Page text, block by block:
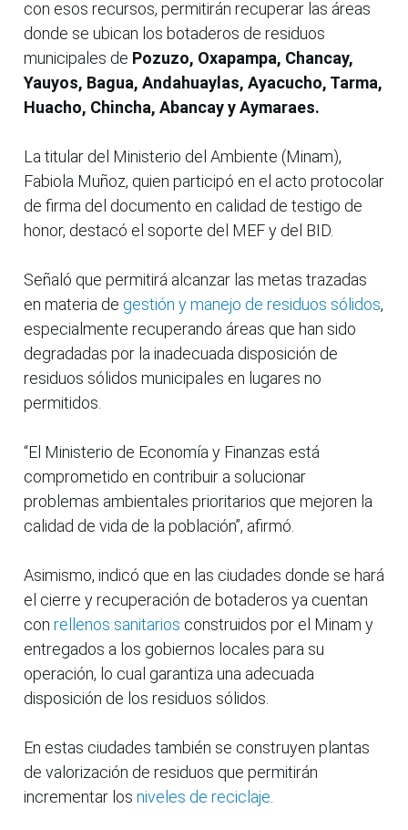
con esos recursos, permitirán recuperar las áreas
donde se ubican los botaderos de residuos
municipales de Pozuzo, Oxapampa, Chancay,
Yauyos, Bagua, Andahuaylas, Ayacucho, Tarma,
Huacho, Chincha, Abancay y Aymaraes.
La titular del Ministerio del Ambiente (Minam),
Fabiola Muñoz, quien participó en el acto protocolar
de firma del documento en calidad de testigo de
honor, destacó el soporte del MEF y del BID.
Señaló que permitirá alcanzar las metas trazadas
en materia de gestión y manejo de residuos sólidos,
especialmente recuperando áreas que han sido
degradadas por la inadecuada disposición de
residuos sólidos municipales en lugares no
permitidos.
“El Ministerio de Economía y Finanzas está
comprometido en contribuir a solucionar
problemas ambientales prioritarios que mejoren la
calidad de vida de la población”, afirmó.
Asimismo, indicó que en las ciudades donde se hará
el cierre y recuperación de botaderos ya cuentan
con rellenos sanitarios construidos por el Minam y
entregados a los gobiernos locales para su
operación, lo cual garantiza una adecuada
disposición de los residuos sólidos.
En estas ciudades también se construyen plantas
de valorización de residuos que permitirán
incrementar los niveles de reciclaje